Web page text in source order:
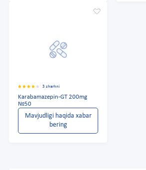
3 sharhni
Karabamazepin-GT 200mg
№50
Mavjudligi haqida xabar
bering